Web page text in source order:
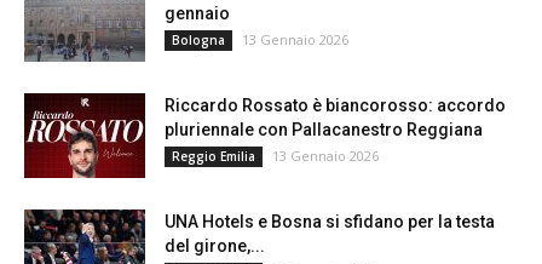
gennaio
Bologna 13 Gennaio 2026
Riccardo Rossato è biancorosso: accordo
pluriennale con Pallacanestro Reggiana
Reggio Emilia 13 Gennaio 2026
UNA Hotels e Bosna si sfidano per la testa
del girone,...